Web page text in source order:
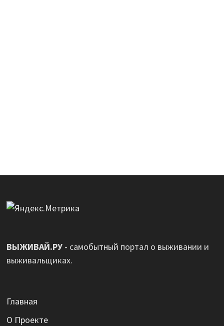
ВЫЖИВАЙ.РУ- самобытный портал о выживании и
выживальщиках.
Главная
О Проекте